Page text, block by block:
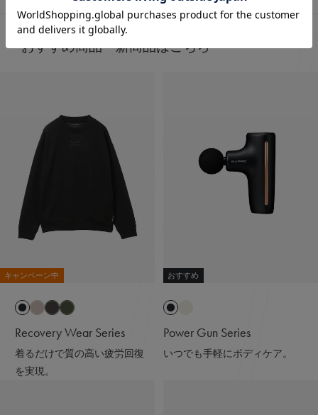
おすすめ商品・新商品はこちら
キャンペーン中
Recovery Wear Series
着るだけで質の高い疲労回復
を実現。
おすすめ
Power Gun Series
いつでも手軽にボディケア。